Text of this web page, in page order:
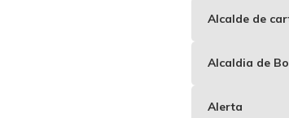
Alcalde de
Alcaldia de
Alerta